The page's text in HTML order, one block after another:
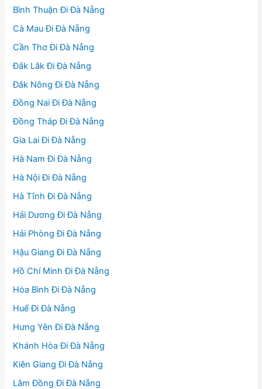
Bình Thuận Đi Đà Nẵng
Cà Mau Đi Đà Nẵng
Cần Thơ Đi Đà Nẵng
Đắk Lắk Đi Đà Nẵng
Đắk Nông Đi Đà Nẵng
Đồng Nai Đi Đà Nẵng
Đồng Tháp Đi Đà Nẵng
Gia Lai Đi Đà Nẵng
Hà Nam Đi Đà Nẵng
Hà Nội Đi Đà Nẵng
Hà Tĩnh Đi Đà Nẵng
Hải Dương Đi Đà Nẵng
Hải Phòng Đi Đà Nẵng
Hậu Giang Đi Đà Nẵng
Hồ Chí Minh Đi Đà Nẵng
Hòa Bình Đi Đà Nẵng
Huế Đi Đà Nẵng
Hưng Yên Đi Đà Nẵng
Khánh Hòa Đi Đà Nẵng
Kiên Giang Đi Đà Nẵng
Lâm Đồng Đi Đà Nẵng